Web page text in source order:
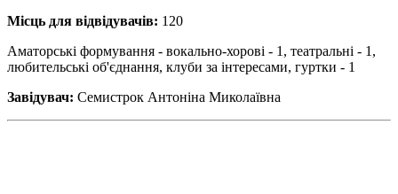
Місць для відвідувачів: 120
Аматорські формування - вокально-хорові - 1, театральні - 1,
любительські об'єднання, клуби за інтересами, гуртки - 1
Завідувач: Семистрок Антоніна Миколаївна